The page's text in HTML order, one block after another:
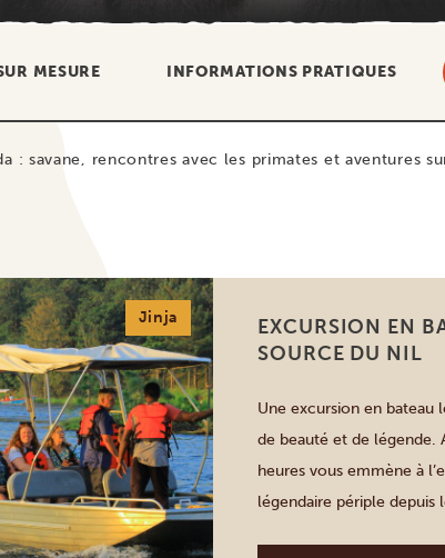
MESURE INFORMATIONS PRATIQUES
: savane, rencontres avec les primates et aventures
Jinja
EXCURSION EN
SOURCE DU NIL
Une excursion en bateau
de beauté et de légende.
heures vous emmène à
légendaire périple depuis